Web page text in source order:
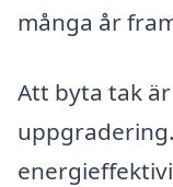
många år
Att byta tak